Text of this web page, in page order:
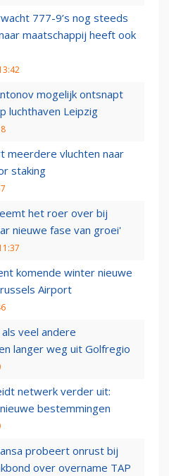
777-9’s nog steeds
maatschappij heeft ook
mogelijk ontsnapt
luchthaven Leipzig
meerdere vluchten naar
staking
het roer over bij
nieuwe fase van groei'
komende winter nieuwe
Airport
veel andere
langer weg uit Golfregio
netwerk verder uit:
bestemmingen
probeert onrust bij
over overname TAP